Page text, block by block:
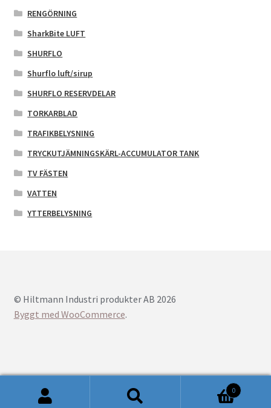
RENGÖRNING
SharkBite LUFT
SHURFLO
Shurflo luft/sirup
SHURFLO RESERVDELAR
TORKARBLAD
TRAFIKBELYSNING
TRYCKUTJÄMNINGSKÄRL-ACCUMULATOR TANK
TV FÄSTEN
VATTEN
YTTERBELYSNING
© Hiltmann Industri produkter AB 2026
Byggt med WooCommerce.
0